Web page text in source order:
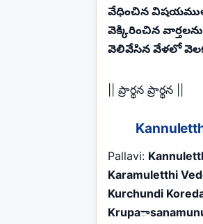
వేధించిన
వెక్కిరించిన వార్తలను
వెలివేసిన వేళలో
|| ప్రార్థన ప్రార్థన ||
Pallavi:
Karamuletthi
Kurchundi